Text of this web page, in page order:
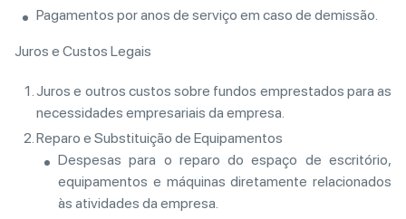
Pagamentos por anos de serviço em caso de demissão.
Juros e Custos Legais
Juros e outros custos sobre fundos emprestados para as
necessidades empresariais da empresa.
Reparo e Substituição de Equipamentos
Despesas para o reparo do espaço de escritório,
equipamentos e máquinas diretamente relacionados
às atividades da empresa.